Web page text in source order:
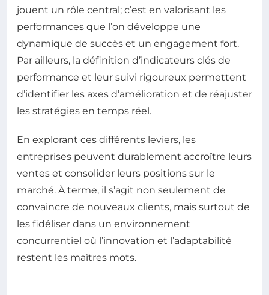
jouent un rôle central; c’est en valorisant les
performances que l’on développe une
dynamique de succès et un engagement fort.
Par ailleurs, la définition d’indicateurs clés de
performance et leur suivi rigoureux permettent
d’identifier les axes d’amélioration et de réajuster
les stratégies en temps réel.
En explorant ces différents leviers, les
entreprises peuvent durablement accroître leurs
ventes et consolider leurs positions sur le
marché. À terme, il s’agit non seulement de
convaincre de nouveaux clients, mais surtout de
les fidéliser dans un environnement
concurrentiel où l’innovation et l’adaptabilité
restent les maîtres mots.